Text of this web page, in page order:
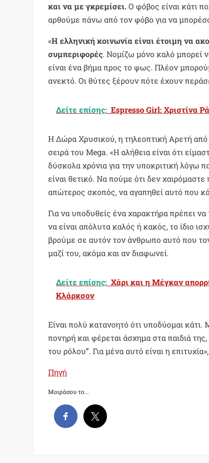
και να με γκρεμίσει.Ο φόβος είναι κάτι
αρθούμε πάνω από τον φόβο για να
«Η ελληνική κοινωνία είναι έτοιμη να
συμπεριφορές. Νομίζω μόνο καλό μπορεί
είναι ένα βήμα προς το φως. Πλέον
ανεκτό. Οι θύτες ξέρουν πότε έχουν
Δείτε επίσης: Espresso Girl: Χριστίνα
Η Δώρα Χρυσικού, η τηλεοπτική Αρετή
σειρά του Mega. «Η αλήθεια είναι ότι
δύσκολα χρόνια για την υποκριτική λόγω
είναι θετικό. Να πούμε ότι δεν
απώτερος σκοπός, να αγαπηθεί αυτό που
Για να υποδυθείς ένα χαρακτήρα πρέπει
να είναι απόλυτα καλός ή κακός, το ίδιο
βρούμε σε αυτόν τον άνθρωπο αυτό που
μαζί του, ακόμα και αν διαφωνεί.
Δείτε επίσης: Χάρι και η Μέγκαν
Κλάρκσον
Είναι πολύ κατανοητό ότι υποδύομαι κάτι.
πονηρή και φέρεται άσχημα στα παιδιά
του ρόλου”. Για μένα αυτό είναι η
Πηγή
Μοιράσου το...